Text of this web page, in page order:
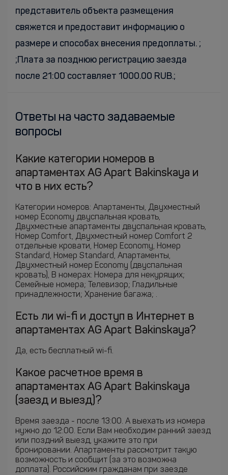
представитель объекта размещения
свяжется и предоставит информацию о
размере и способах внесения предоплаты. ;
;Плата за позднюю регистрацию заезда
после 21:00 составляет 1000.00 RUB.;
Ответы на часто задаваемые
вопросы
Какие категории номеров в
апартаментах AG Apart Bakinskaya и
что в них есть?
Категории номеров: Апартаменты, Двухместный
номер Economy двуспальная кровать,
Двухместные апартаменты двуспальная кровать,
Номер Comfort, Двухместный номер Comfort 2
отдельные кровати, Номер Economy, Номер
Standard, Номер Standard, Апартаменты,
Двухместный номер Economy (двуспальная
кровать), В номерах: Номера для некурящих;
Семейные номера; Телевизор; Гладильные
принадлежности; Хранение багажа; .
Есть ли wi-fi и доступ в Интернет в
апартаментах AG Apart Bakinskaya?
Да, есть бесплатный wi-fi.
Какое расчетное время в
апартаментах AG Apart Bakinskaya
(заезд и выезд)?
Время заезда - после 13:00. А выехать из номера
нужно до 12:00. Если Вам необходим ранний заезд
или поздний выезд, укажите это при
бронировании. Апартаменты рассмотрит такую
возможность и сообщит (за это возможна
доплата). Российским гражданам при заезде